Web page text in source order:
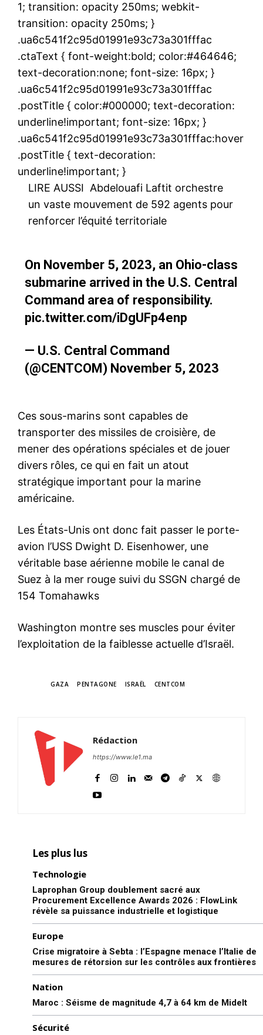
1; transition: opacity 250ms; webkit-
transition: opacity 250ms; }
.ua6c541f2c95d01991e93c73a301fffac
.ctaText { font-weight:bold; color:#464646;
text-decoration:none; font-size: 16px; }
.ua6c541f2c95d01991e93c73a301fffac
.postTitle { color:#000000; text-decoration:
underline!important; font-size: 16px; }
.ua6c541f2c95d01991e93c73a301fffac:hover
.postTitle { text-decoration:
underline!important; }
LIRE AUSSI Abdelouafi Laftit orchestre
un vaste mouvement de 592 agents pour
renforcer l’équité territoriale
On November 5, 2023, an Ohio-class
submarine arrived in the U.S. Central
Command area of responsibility.
pic.twitter.com/iDgUFp4enp
— U.S. Central Command
(@CENTCOM) November 5, 2023
Ces sous-marins sont capables de
transporter des missiles de croisière, de
mener des opérations spéciales et de jouer
divers rôles, ce qui en fait un atout
stratégique important pour la marine
américaine.
Les États-Unis ont donc fait passer le porte-
avion l’USS Dwight D. Eisenhower, une
véritable base aérienne mobile le canal de
Suez à la mer rouge suivi du SSGN chargé de
154 Tomahawks
Washington montre ses muscles pour éviter
l’exploitation de la faiblesse actuelle d’Israël.
GAZA PENTAGONE ISRAËL CENTCOM
Rédaction
https://www.le1.ma
Les plus lus
Technologie
Laprophan Group doublement sacré aux
Procurement Excellence Awards 2026 : FlowLink
révèle sa puissance industrielle et logistique
Europe
Crise migratoire à Sebta : l’Espagne menace l’Italie de
mesures de rétorsion sur les contrôles aux frontières
Nation
Maroc : Séisme de magnitude 4,7 à 64 km de Midelt
Sécurité